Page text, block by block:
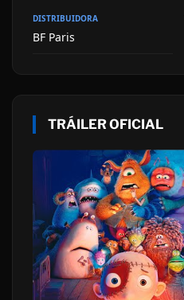
DISTRIBUIDORA
BF Paris
TRÁILER OFICIAL